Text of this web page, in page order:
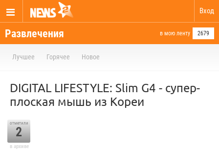
Вход
Развлечения в мою ленту 2679
Лучшее Горячее Новое
DIGITAL LIFESTYLE: Slim G4 - супер-
плоская мышь из Кореи
отметили
2
в архиве